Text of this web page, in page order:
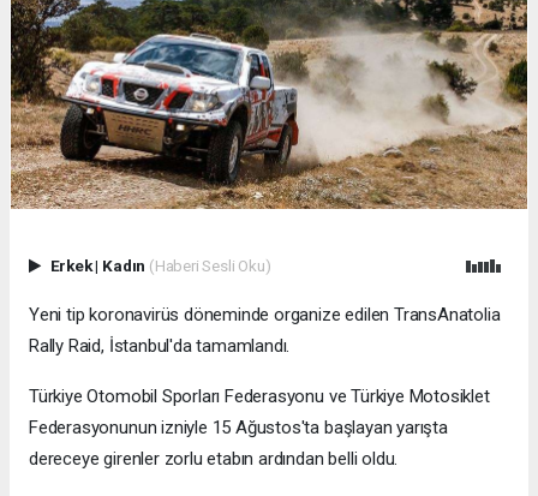
Erkek| Kadın (Haberi Sesli Oku)
Yeni tip koronavirüs döneminde organize edilen TransAnatolia
Rally Raid, İstanbul'da tamamlandı.
Türkiye Otomobil Sporları Federasyonu ve Türkiye Motosiklet
Federasyonunun izniyle 15 Ağustos'ta başlayan yarışta
dereceye girenler zorlu etabın ardından belli oldu.